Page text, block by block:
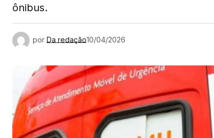
ônibus.
por Da redação10/04/2026